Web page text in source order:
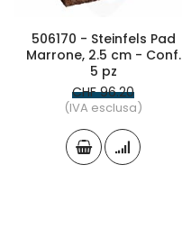
506170 - Steinfels Pad
Marrone, 2.5 cm - Conf.
5 pz
CHF 96.20
(IVA esclusa)